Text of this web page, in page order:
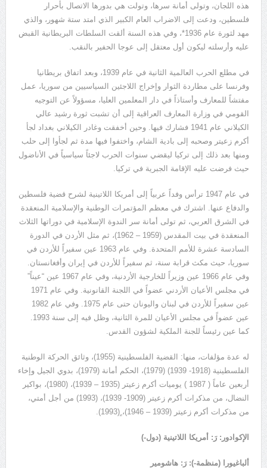
هذه اللجان، وتولى أمانة سرها، وتولت هي بدورها الاتصال بأحرار
فلسطين، ودعت إلى الاضراب العام الكبير الذي امتد ستة شهور، والذي
مهد لثورة عام 1936*، وفي هذه السنة ألقت السلطات البريطانية القبض
عليه وأرسلته ليكون أول معتقل إلى عوجا الحفير بالنقب.
في مطلع الحرب العالمية الثانية في عام 1939، وبعد اتفاق بريطانيا
وفرنسا على مطاردة الثوار وإخراج اللاجئين السياسيين من سوريا، عمل
مفتشاً للمعارف وأستاذاً في دار المعلمين العليا، مسؤولاً عن التوجيه
القومي في وزارة المعارف العراقية إلى أن تشبت ثورة رشيد عالي
الكيلاني عام 1941 فشارك فيها. وحين أخفقت وغادر الكيلاني بغداد لجأ
أكرم زعيتر وصحبه إلى بادية الشام، واختفوا فيها مدة ثم لجأوا إلى حلب
ومنها بعد ذلك إلى تركيا ليقضي سنوات الحرب لاجئاً سياسياً في الأناضول
حيث فرضت عليه الإقامة الجبرية في تركيا.
في عام 1947 ترأس وفداً عربياً إلى أمريكا اللاتينية لشرح قضية فلسطين
والدفاع عنها. اشترك في معظم المؤتمرات الوطنية والإسلامية المنعقدة
في الشرق العربي، ثم تولى أمانة سر الندوة الإسلامية في دوراتها الثلاث
المنعقدة في بيت المقدس (1959 – 1962)، ثم مثل الأردن في الدورة
السادسة عشرة للأمم المتحدة. وفي عام 1963 عين سفيراً للأردن في
سوريا، حيث مكث قرابة سنة، ثم سفيراً للأردن في إيران وأفغانستان.
وفي عام 1966 عين وزيراً للخارجية الأردنية، وفي عام 1967 عين “عيناً”
في مجلس الأعيان الأردني عضواً في اللجنة القانونية. وفي عام 1971
عين سفيراً للأردن في لبنان واليونان حتى عام 1975. وفي عام 1982
كما عين رئيساً للجنة الملكية لشؤون القدس.
له عدة مؤلفات، منها: القضية الفلسطينية (1955)، وثائق الحركة الوطنية
الفلسطينية (1918- 1939) (1979)، الحكم أمانة (1979)، بدوي الجيل وإخاء
أربعين عاماً ( 1987 ) يوميات أكرم زعيتر (1935 – 1939)، (1980)، بواكير
النضال، من مذكرات أكرم زعيتر (1909- 1939)، (1993) من أجل أمتي،
من مذكرات أكرم زعيتر (1939 – 1946)، ٍ(1993).
الإكوادور: رَ: أمريكا اللاتينية (دول-)
ألباغيورا (منظمة-): رَ: هاشومير